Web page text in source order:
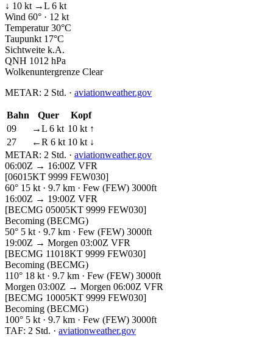
↓ 10 kt →L 6 kt
Wind 60° · 12 kt
Temperatur30°C
Taupunkt 17°C
Sichtweite k.A.
QNH 1012 hPa
Wolkenuntergrenze Clear
METAR: 2 Std. · aviationweather.gov
Bahn Quer
Kopf
09
→L 6 kt 10 kt ↑
27
←R 6 kt 10 kt ↓
METAR: 2 Std. · aviationweather.gov
06:00Z → 16:00Z VFR
[06015KT 9999 FEW030]
60° 15 kt · 9.7 km · Few (FEW) 3000ft
16:00Z → 19:00Z VFR
[BECMG 05005KT 9999 FEW030]
Becoming (BECMG)
50° 5 kt · 9.7 km · Few (FEW) 3000ft
19:00Z → Morgen 03:00Z VFR
[BECMG 11018KT 9999 FEW030]
Becoming (BECMG)
110° 18 kt · 9.7 km · Few (FEW) 3000ft
Morgen 03:00Z → Morgen 06:00Z VFR
[BECMG 10005KT 9999 FEW030]
Becoming (BECMG)
100° 5 kt · 9.7 km · Few (FEW) 3000ft
TAF: 2 Std. · aviationweather.gov